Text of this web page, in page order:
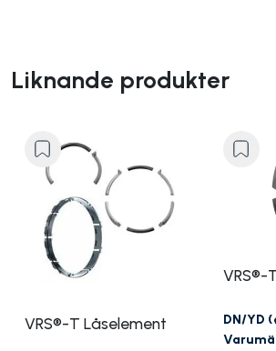
Liknande produkter
VRS®-T Låselement
VRS®-
DN/YD